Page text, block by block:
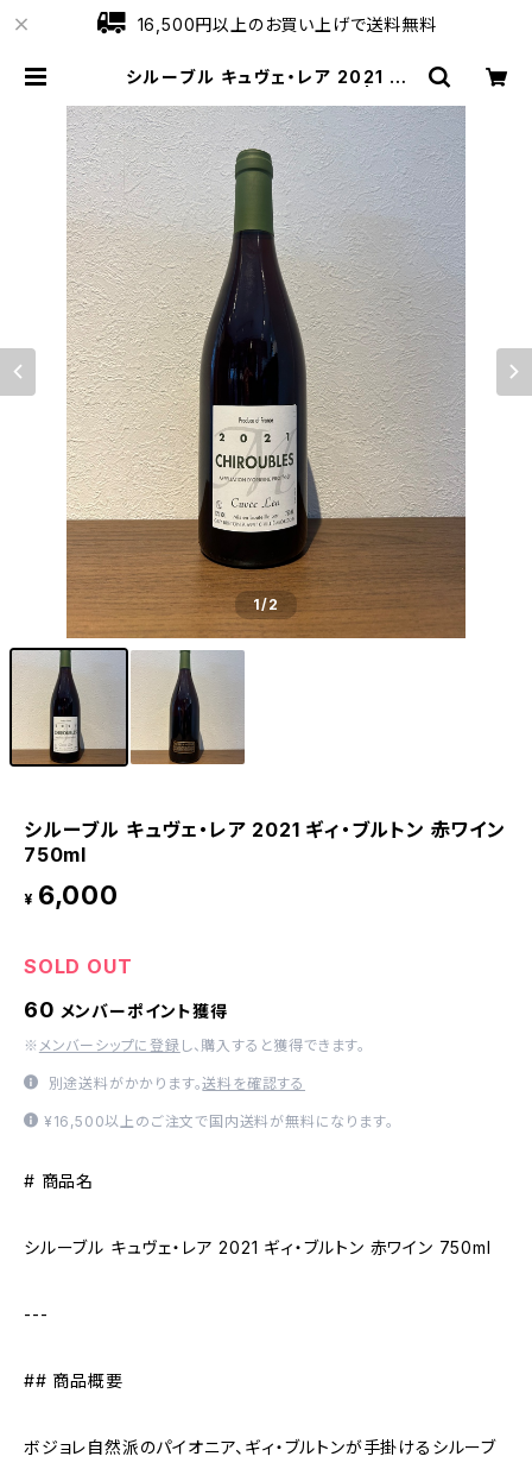
16,500円以上のお買い上げで送料無料
シルーブル キュヴェ・レア 2021 ギ
ンショップローブ
1/2
シルーブル キュヴェ・レア 2021 ギィ・ブルトン 赤ワイン
750ml
¥ 6,000
SOLD OUT
60 メンバーポイント獲得
※ メンバーシップに登録 し、購入すると獲得できます。
別途送料がかかります。送料を確認する
¥16,500以上のご注文で国内送料が無料になります。
# 商品名
シルーブル キュヴェ・レア 2021 ギィ・ブルトン 赤ワイン 750ml
---
## 商品概要
ボジョレ自然派のパイオニア、ギィ・ブルトンが手掛けるシルーブ